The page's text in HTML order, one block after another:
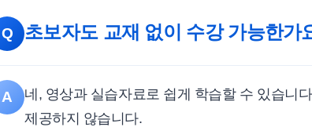
Q 초보자도 교재 없이 수강 가능한가
A
네, 영상과 실습자료로 쉽게 학습할 수 있습니
제공하지 않습니다.